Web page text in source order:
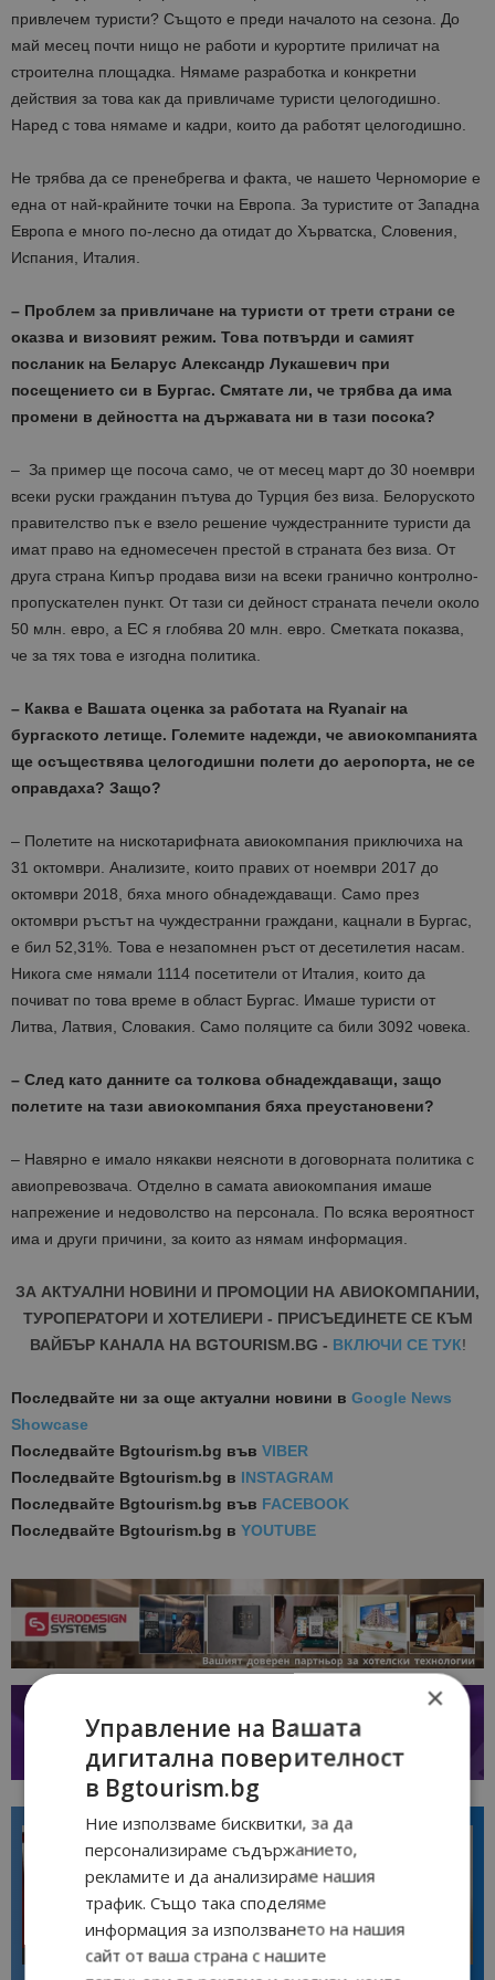
привлечем туристи? Същото е преди началото на сезона. До
май месец почти нищо не работи и курортите приличат на
строителна площадка. Нямаме разработка и конкретни
действия за това как да привличаме туристи целогодишно.
Наред с това нямаме и кадри, които да работят целогодишно.
Не трябва да се пренебрегва и факта, че нашето Черноморие е
една от най-крайните точки на Европа. За туристите от Западна
Европа е много по-лесно да отидат до Хърватска, Словения,
Испания, Италия.
– Проблем за привличане на туристи от трети страни се
оказва и визовият режим. Това потвърди и самият
посланик на Беларус Александр Лукашевич при
посещението си в Бургас. Смятате ли, че трябва да има
промени в дейността на държавата ни в тази посока?
– За пример ще посоча само, че от месец март до 30 ноември
всеки руски гражданин пътува до Турция без виза. Белоруското
правителство пък е взело решение чуждестранните туристи да
имат право на едномесечен престой в страната без виза. От
друга страна Кипър продава визи на всеки гранично контролно-
пропускателен пункт. От тази си дейност страната печели около
50 млн. евро, а ЕС я глобява 20 млн. евро. Сметката показва,
че за тях това е изгодна политика.
– Каква е Вашата оценка за работата на Ryаnair на
бургаското летище. Големите надежди, че авиокомпанията
ще осъществява целогодишни полети до аеропорта, не се
оправдаха? Защо?
– Полетите на нискотарифната авиокомпания приключиха на
31 октомври. Анализите, които правих от ноември 2017 до
октомври 2018, бяха много обнадеждаващи. Само през
октомври ръстът на чуждестранни граждани, кацнали в Бургас,
е бил 52,31%. Това е незапомнен ръст от десетилетия насам.
Никога сме нямали 1114 посетители от Италия, които да
почиват по това време в област Бургас. Имаше туристи от
Литва, Латвия, Словакия. Само поляците са били 3092 човека.
– След като данните са толкова обнадеждаващи, защо
полетите на тази авиокомпания бяха преустановени?
– Навярно е имало някакви неясноти в договорната политика с
авиопревозвача. Отделно в самата авиокомпания имаше
напрежение и недоволство на персонала. По всяка вероятност
има и други причини, за които аз нямам информация.
ЗА АКТУАЛНИ НОВИНИ И ПРОМОЦИИ НА АВИОКОМПАНИИ,
ТУРОПЕРАТОРИ И ХОТЕЛИЕРИ - ПРИСЪЕДИНЕТЕ СЕ КЪМ
ВАЙБЪР КАНАЛА НА BGTOURISM.BG - ВКЛЮЧИ СЕ ТУК!
Последвайте ни за още актуални новини в Google News
Showcase
Последвайте Bgtourism.bg във VIBER
Последвайте Bgtourism.bg в INSTAGRAM
Последвайте Bgtourism.bg във FACEBOOK
Последвайте Bgtourism.bg в YOUTUBE
Интервю
×
Управление на Вашата
дигитална поверителност
в Bgtourism.bg
Ние използваме бисквитки, за да
персонализираме съдържанието,
рекламите и да анализираме нашия
трафик. Също така споделяме
информация за използването на нашия
сайт от ваша страна с нашите